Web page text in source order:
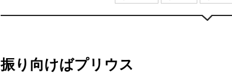
振り向けばプリウス